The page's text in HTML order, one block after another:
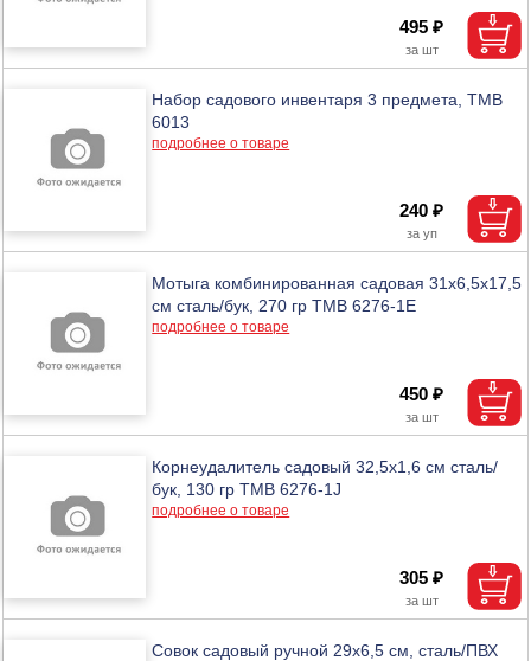
495 ₽
Набор садового инвентаря 3 предмета, ТМВ
6013
подробнее о товаре
240 ₽
Мотыга комбинированная садовая 31х6,5х17,5
см сталь/бук, 270 гр ТМВ 6276-1E
подробнее о товаре
450 ₽
Корнеудалитель садовый 32,5х1,6 см сталь/
бук, 130 гр ТМВ 6276-1J
подробнее о товаре
305 ₽
Совок садовый ручной 29х6,5 см, сталь/ПВХ